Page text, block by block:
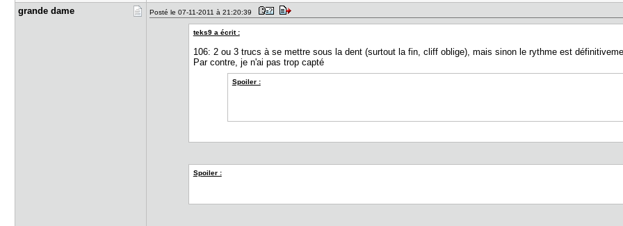
grande dam​e Posté le 07-11-2011 à 21:20:39
teks9 a écrit :
106: 2 ou 3 trucs à se mettre sous la dent (surtout la fin, cliff oblige), mais sinon le rythme est
Par contre, je n'ai pas trop capté
Spoiler :
Spoiler :